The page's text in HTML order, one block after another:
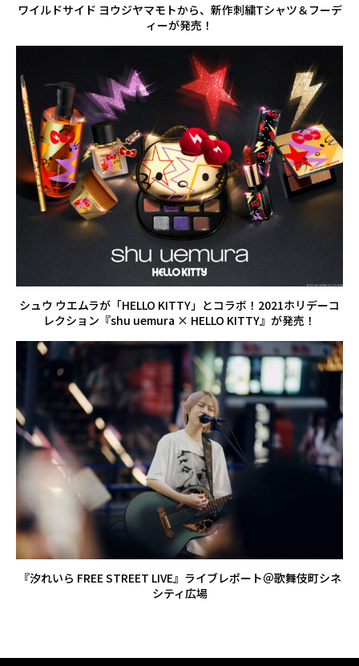
ワイルドサイド ヨウジヤマモトから、新作刺繍Tシャツ＆フーデ
ィーが発売！
シュウ ウエムラが「HELLO KITTY」とコラボ！2021ホリデーコ
レクション『shu uemura × HELLO KITTY』が発売！
『汐れいら FREE STREET LIVE』ライブレポート＠歌舞伎町シネ
シティ広場